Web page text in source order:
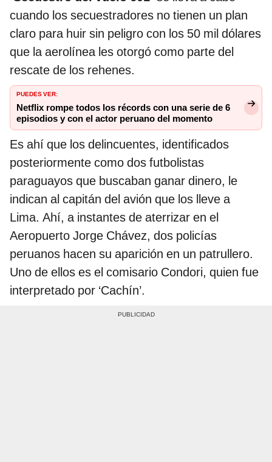
cuando los secuestradores no tienen un plan
claro para huir sin peligro con los 50 mil dólares
que la aerolínea les otorgó como parte del
rescate de los rehenes.
PUEDES VER:
Netflix rompe todos los récords con una serie de 6
episodios y con el actor peruano del momento
Es ahí que los delincuentes, identificados
posteriormente como dos futbolistas
paraguayos que buscaban ganar dinero, le
indican al capitán del avión que los lleve a
Lima. Ahí, a instantes de aterrizar en el
Aeropuerto Jorge Chávez, dos policías
peruanos hacen su aparición en un patrullero.
Uno de ellos es el comisario Condori, quien fue
interpretado por ‘Cachín’.